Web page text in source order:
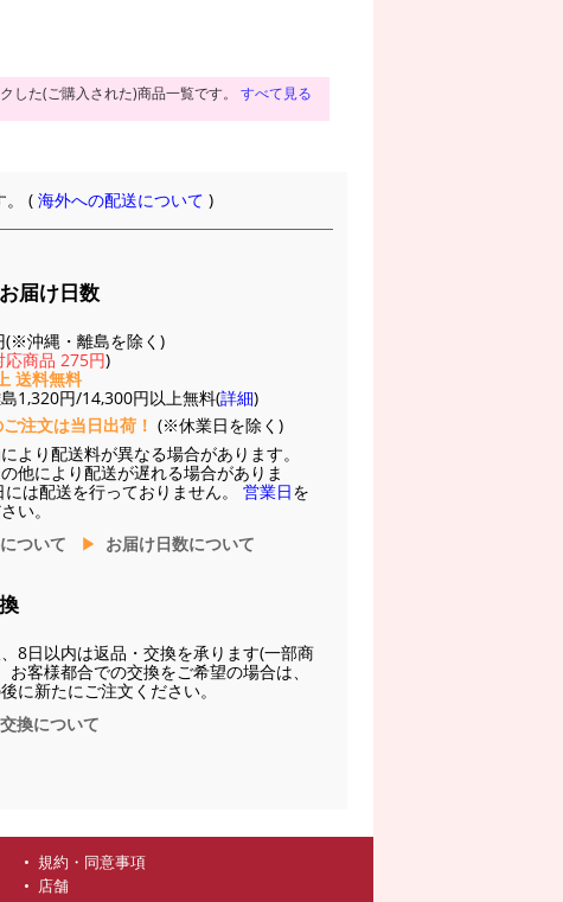
した(ご購入された)商品一覧です。 すべて見る
。 (海外への配送について )
届け日数
(※沖縄・離島を除く)
応商品 275円)
送料無料
1,320円/14,300円以上無料(詳細)
注文は当日出荷！ (※休業日を除く)
より配送料が異なる場合があります。
他により配送が遅れる場合がありま
は配送を行っておりません。 営業日を
い。
ついて
お届け日数について
8日以内は返品・交換を承ります(一部商
お客様都合での交換をご希望の場合は、
に新たにご注文ください。
換について
規約・同意事項
店舗